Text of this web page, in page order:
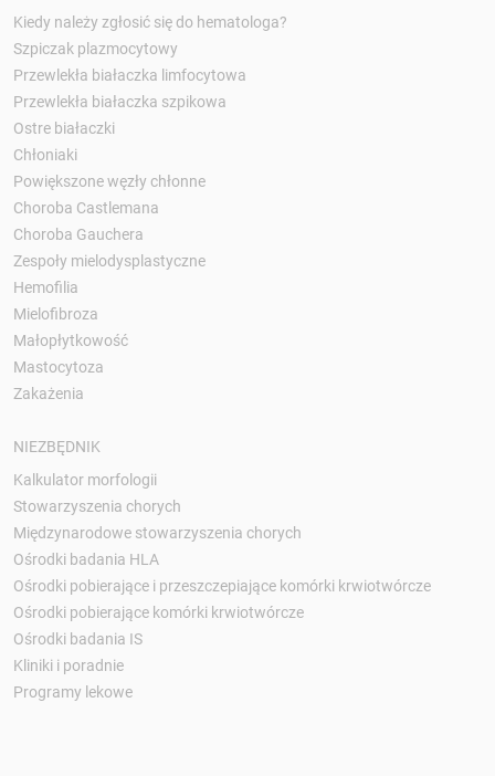
Kiedy należy zgłosić się do hematologa?
Szpiczak plazmocytowy
Przewlekła białaczka limfocytowa
Przewlekła białaczka szpikowa
Ostre białaczki
Chłoniaki
Powiększone węzły chłonne
Choroba Castlemana
Choroba Gauchera
Zespoły mielodysplastyczne
Hemofilia
Mielofibroza
Małopłytkowość
Mastocytoza
Zakażenia
NIEZBĘDNIK
Kalkulator morfologii
Stowarzyszenia chorych
Międzynarodowe stowarzyszenia chorych
Ośrodki badania HLA
Ośrodki pobierające i przeszczepiające komórki krwiotwórcze
Ośrodki pobierające komórki krwiotwórcze
Ośrodki badania IS
Kliniki i poradnie
Programy lekowe